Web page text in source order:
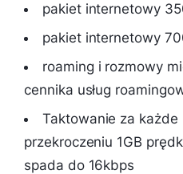
pakiet internetowy
pakiet internetowy
roaming i rozmowy
cennika usług
Taktowanie za każde
przekroczeniu 1GB
spada do 16kbps